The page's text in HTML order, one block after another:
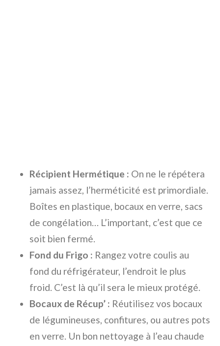
Récipient Hermétique : On ne le répétera
jamais assez, l’herméticité est primordiale.
Boîtes en plastique, bocaux en verre, sacs
de congélation… L’important, c’est que ce
soit bien fermé.
Fond du Frigo : Rangez votre coulis au
fond du réfrigérateur, l’endroit le plus
froid. C’est là qu’il sera le mieux protégé.
Bocaux de Récup’ : Réutilisez vos bocaux
de légumineuses, confitures, ou autres pots
en verre. Un bon nettoyage à l’eau chaude